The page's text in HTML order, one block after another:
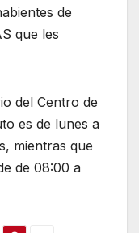
de
que les
del Centro de
es de lunes a
mientras que
de 08:00 a